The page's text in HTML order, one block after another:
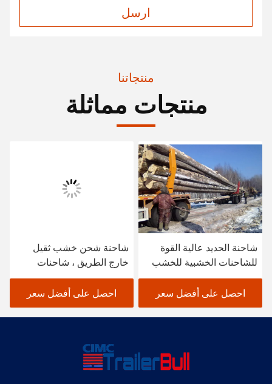
ارسل
منتجاتنا
منتجات مماثلة
شاحنة الحديد عالية القوة
للشاحنات الخشبية للخشب
الخفيف
احصل على أفضل سعر
شاحنة شحن خشب ثقيل
خارج الطريق ، شاحنات
شحن خشب مع عمود خشب
ثلاثي الزاوية
احصل على أفضل سعر